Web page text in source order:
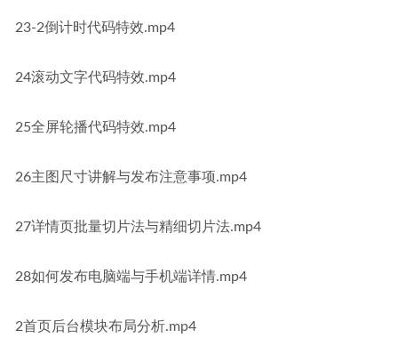
23-2倒计时代码特效.mp4
24滚动文字代码特效.mp4
25全屏轮播代码特效.mp4
26主图尺寸讲解与发布注意事项.mp4
27详情页批量切片法与精细切片法.mp4
28如何发布电脑端与手机端详情.mp4
2首页后台模块布局分析.mp4